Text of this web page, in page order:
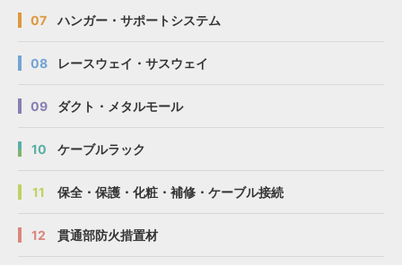
07 ハンガー・サポートシステム
08 レースウェイ・サスウェイ
09 ダクト・メタルモール
10 ケーブルラック
11 保全・保護・化粧・補修・ケーブル接続
12 貫通部防火措置材